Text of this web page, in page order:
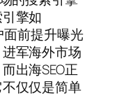
擎如
前提升曝光
军海外市场
出海SEO正
仅仅是简单